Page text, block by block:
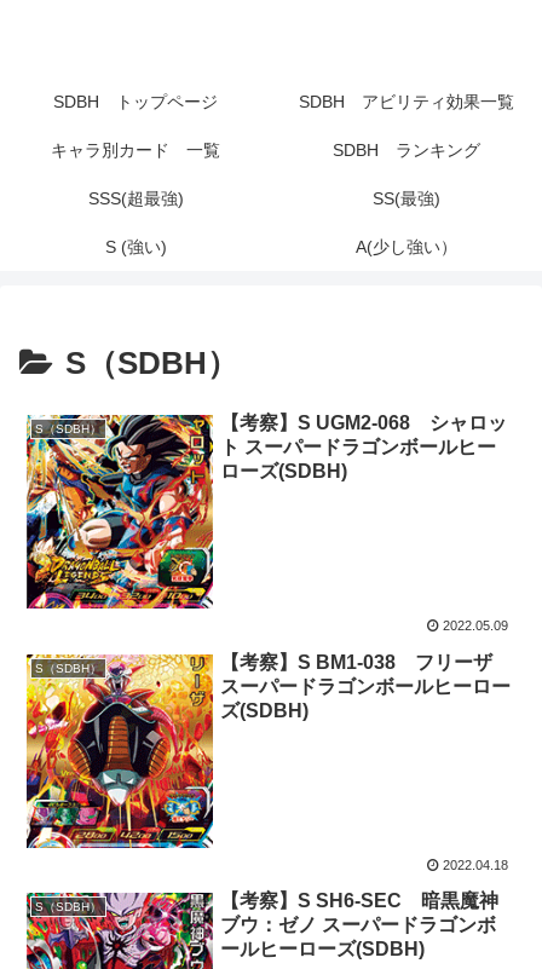
SDBH トップページ SDBH アビリティ効果一覧
キャラ別カード 一覧 SDBH ランキング
SSS(超最強) SS(最強)
S (強い) A(少し強い）
S（SDBH）
S（SDBH）
【考察】S UGM2-068 シャロッ
ト スーパードラゴンボールヒー
ローズ(SDBH)
2022.05.09
S（SDBH）
【考察】S BM1-038 フリーザ
スーパードラゴンボールヒーロー
ズ(SDBH)
2022.04.18
S（SDBH）
【考察】S SH6-SEC 暗黒魔神
ブウ：ゼノ スーパードラゴンボ
ールヒーローズ(SDBH)